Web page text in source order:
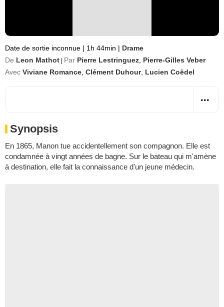
Date de sortie inconnue | 1h 44min | Drame
De Leon Mathot Par Pierre Lestringuez Pierre-Gilles Veber
Avec Viviane Romance Clément Duhour, Lucien Coëdel
Synopsis
En 1865, Manon tue accidentellement son compagnon. Elle est
condamnée à vingt années de bagne. Sur le bateau qui m'amène
à destination, elle fait la connaissance d'un jeune médecin.